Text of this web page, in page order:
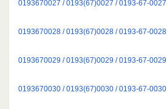
0193670027 / 0193(67)0027 / 0193-67-0027
0193670028 / 0193(67)0028 / 0193-67-0028
0193670029 / 0193(67)0029 / 0193-67-0029
0193670030 / 0193(67)0030 / 0193-67-0030